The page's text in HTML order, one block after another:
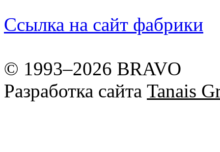
Ссылка на сайт фабрики
© 1993–2026 BRAVO
Разработка сайта Tanais